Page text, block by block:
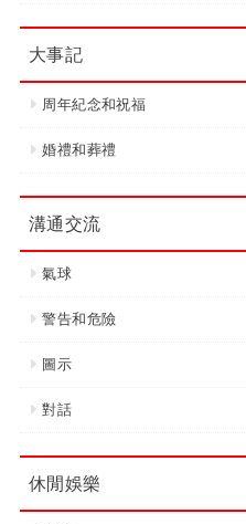
大事記
周年紀念和祝福
婚禮和葬禮
溝通交流
氣球
警告和危險
圖示
對話
休閒娛樂